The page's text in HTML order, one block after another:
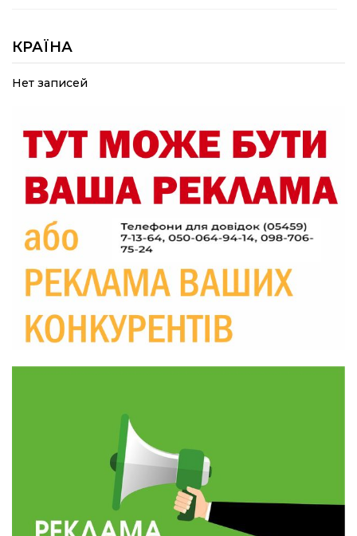
05 сер
можуть врятувати життя під час обстрілу
09:26
Що робити, якщо в нотаріальному документі
18:39
04 сер
«КОЛО НЕЗЛАМНИХ»: як діти та ветерани
разом створюють унікальний телепроєкт
09:52
Родина Степаненків: від квітучого
30 лип
Пишіть листи самому собі, або як уникнути
маніпуляційбез конфліктів
19:29
30 лип
«Все закінчиться, приїду й одружуся…»: Пам’яті
26-річного Захисника Богдана Ємця (ВІДЕО)
20:06
Паливо по 100 грн та ризик дефіциту: чому в
Житлові сертифікати, підготовка до зими та
підтримка ВПО: підсумки засідання виконкому
Краснопільської селищної ради
Валентина Масалітіна: «Нас тримає віра в
Перемогу і повернення додому»
КРАЇНА
Нет записей